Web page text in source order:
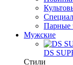
Парные
Мужские
DS
Стили